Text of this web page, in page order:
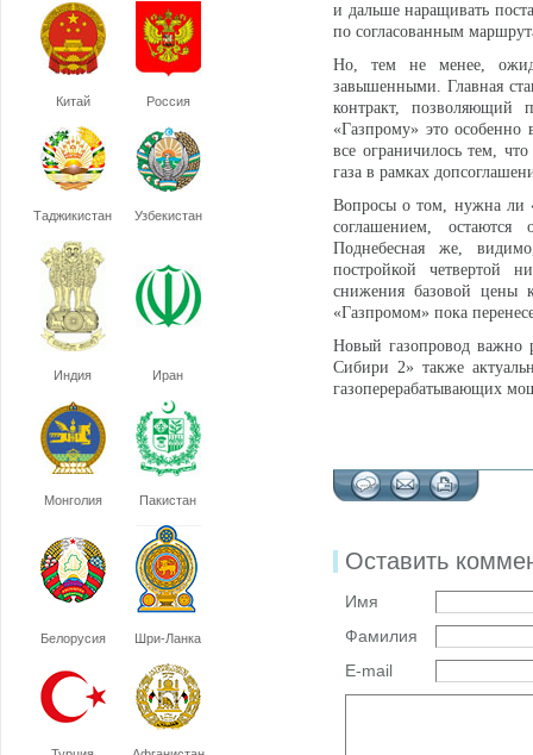
Китай Россия
Таджикистан Узбекистан
Индия Иран
Монголия Пакистан
Белорусия Шри-Ланка
и дальше наращивать
по согласованным
Но, тем не менее,
завышенными. Главная
контракт, позволяющий
«Газпрому» это особенно
все ограничилось тем,
газа в рамках
Вопросы о том, нужна ли
соглашением,
Поднебесная же,
постройкой четвертой
снижения базовой цены
«Газпромом» пока
Новый газопровод важно
Сибири 2» также
газоперерабатывающих
Оставить
Имя
Фамилия
E-mail